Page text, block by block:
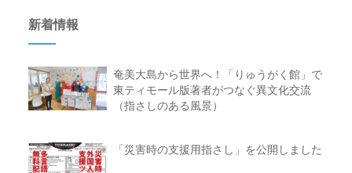
新着情報
奄美大島から世界へ！「りゅうがく館」で
東ティモール版著者がつなぐ異文化交流
（指さしのある風景）
「災害時の支援用指さし」を公開しました